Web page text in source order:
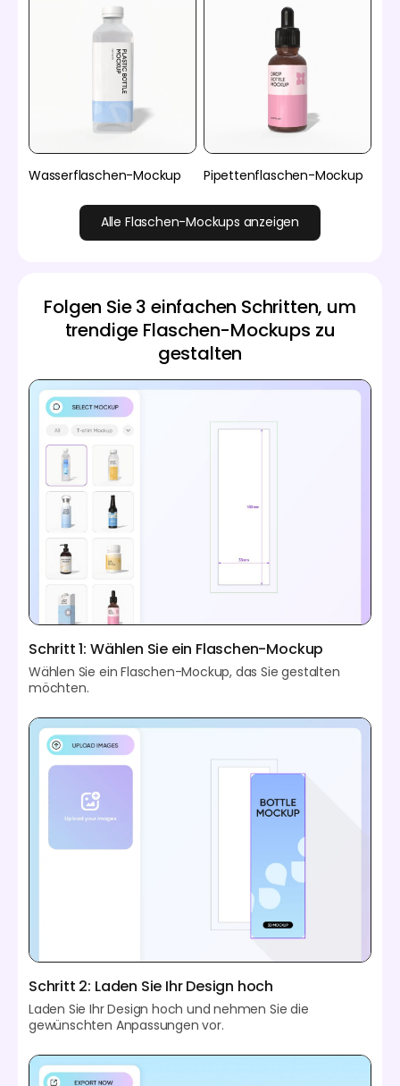
Wasserflaschen-Mockup Pipettenflaschen-Mockup
Alle Flaschen-Mockups anzeigen
Folgen Sie 3 einfachen Schritten, um
trendige Flaschen-Mockups zu
gestalten
Schritt 1: Wählen Sie ein Flaschen-Mockup
Wählen Sie ein Flaschen-Mockup, das Sie gestalten
möchten.
Schritt 2: Laden Sie Ihr Design hoch
Laden Sie Ihr Design hoch und nehmen Sie die
gewünschten Anpassungen vor.